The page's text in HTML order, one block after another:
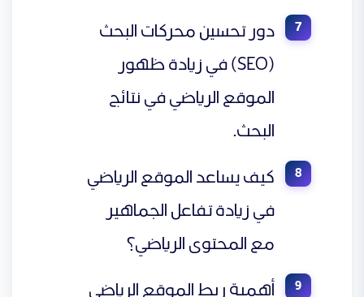
دور تحسين محركات البحث
(SEO) في زيادة ظهور
الموقع الرياضي في نتائج
البحث.
كيف يساعد الموقع الرياضي
في زيادة تفاعل الجماهير
مع المحتوى الرياضي؟
أهمية ربط الموقع الرياضي